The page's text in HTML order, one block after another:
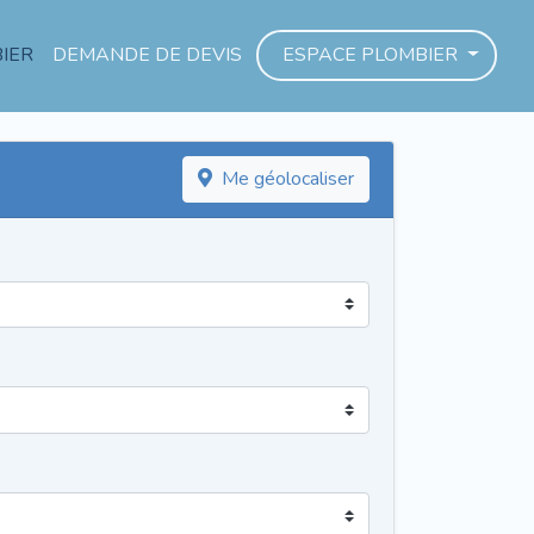
DEMANDE DE DEVIS ESPACE PLOMBIER
Me géolocaliser